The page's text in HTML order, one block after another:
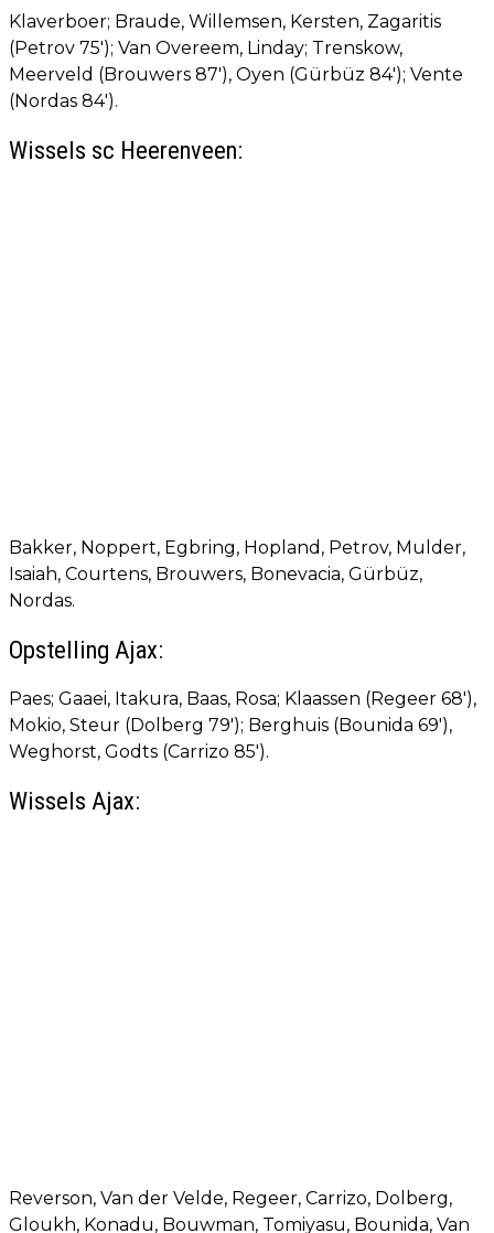
Klaverboer; Braude, Willemsen, Kersten, Zagaritis
(Petrov 75'); Van Overeem, Linday; Trenskow,
Meerveld (Brouwers 87'), Oyen (Gürbüz 84'); Vente
(Nordas 84').
Wissels sc Heerenveen:
Bakker, Noppert, Egbring, Hopland, Petrov, Mulder,
Isaiah, Courtens, Brouwers, Bonevacia, Gürbüz,
Nordas.
Opstelling Ajax:
Paes; Gaaei, Itakura, Baas, Rosa; Klaassen (Regeer 68'),
Mokio, Steur (Dolberg 79'); Berghuis (Bounida 69'),
Weghorst, Godts (Carrizo 85').
Wissels Ajax:
Reverson, Van der Velde, Regeer, Carrizo, Dolberg,
Gloukh, Konadu, Bouwman, Tomiyasu, Bounida, Van